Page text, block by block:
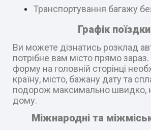
Транспортування багажу
Графік поїздки
Ви можете дізнатись розклад
потрібне вам місто прямо зараз.
форму на головній сторінці
країну, місто, бажану дату та
подорож максимально швидко,
дому.
Міжнародні та